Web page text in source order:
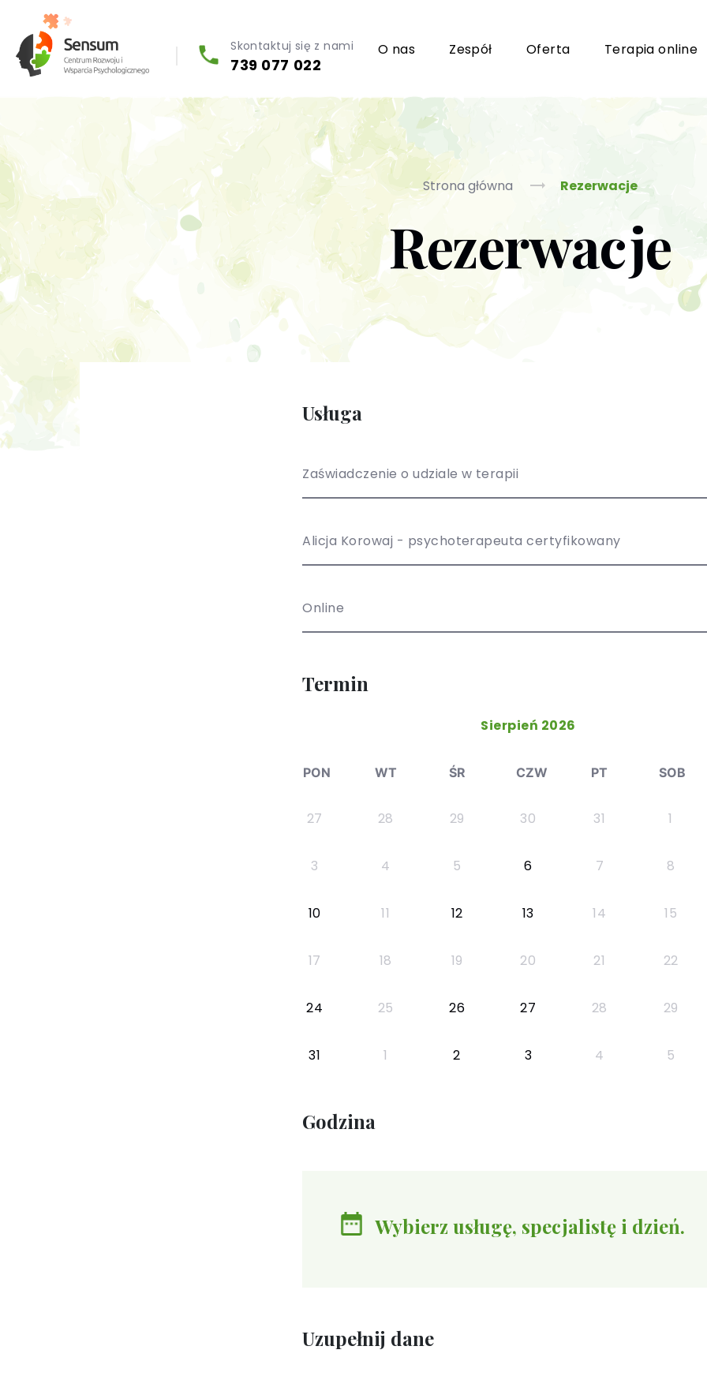
Skontaktuj się z nami
739 077 022
O nas Zespół Oferta Terapia online
Diagnoza psychologiczna (testy psychologiczne)
Konsultacja biegłego psychologa
Psychoterapia indywidualna (PL / EN)
Wsparcie dla firm
Grupy wsparcia i TUSy dla osób dorosłych
Poradnictwo seksuologiczne
Psychoterapia par i małżeństwa
Terapia uzależnień (PL / EN)
Strona główna Rezerwacje
Rezerwacje
Usługa
Zaświadczenie o udziale w terapii
Alicja Korowaj - psychoterapeuta certyfikowany
Online
Termin
Sierpień 2026
PON WT ŚR CZW PT SOB
27 28 29 30 31 1
3 4 5 6 7 8
10 11 12 13 14 15
17 18 19 20 21 22
24 25 26 27 28 29
31 1 2 3 4 5
Godzina
Wybierz usługę, specjalistę i dzień.
Uzupełnij dane